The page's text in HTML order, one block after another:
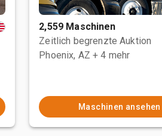
2,559 Maschinen
Zeitlich begrenzte Auktion
Phoenix, AZ + 4 mehr
Maschinen ansehen